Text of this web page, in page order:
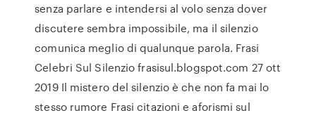
senza parlare e intendersi al volo senza dover
discutere sembra impossibile, ma il silenzio
comunica meglio di qualunque parola. Frasi
Celebri Sul Silenzio frasisul.blogspot.com 27 ott
2019 Il mistero del silenzio è che non fa mai lo
stesso rumore Frasi citazioni e aforismi sul